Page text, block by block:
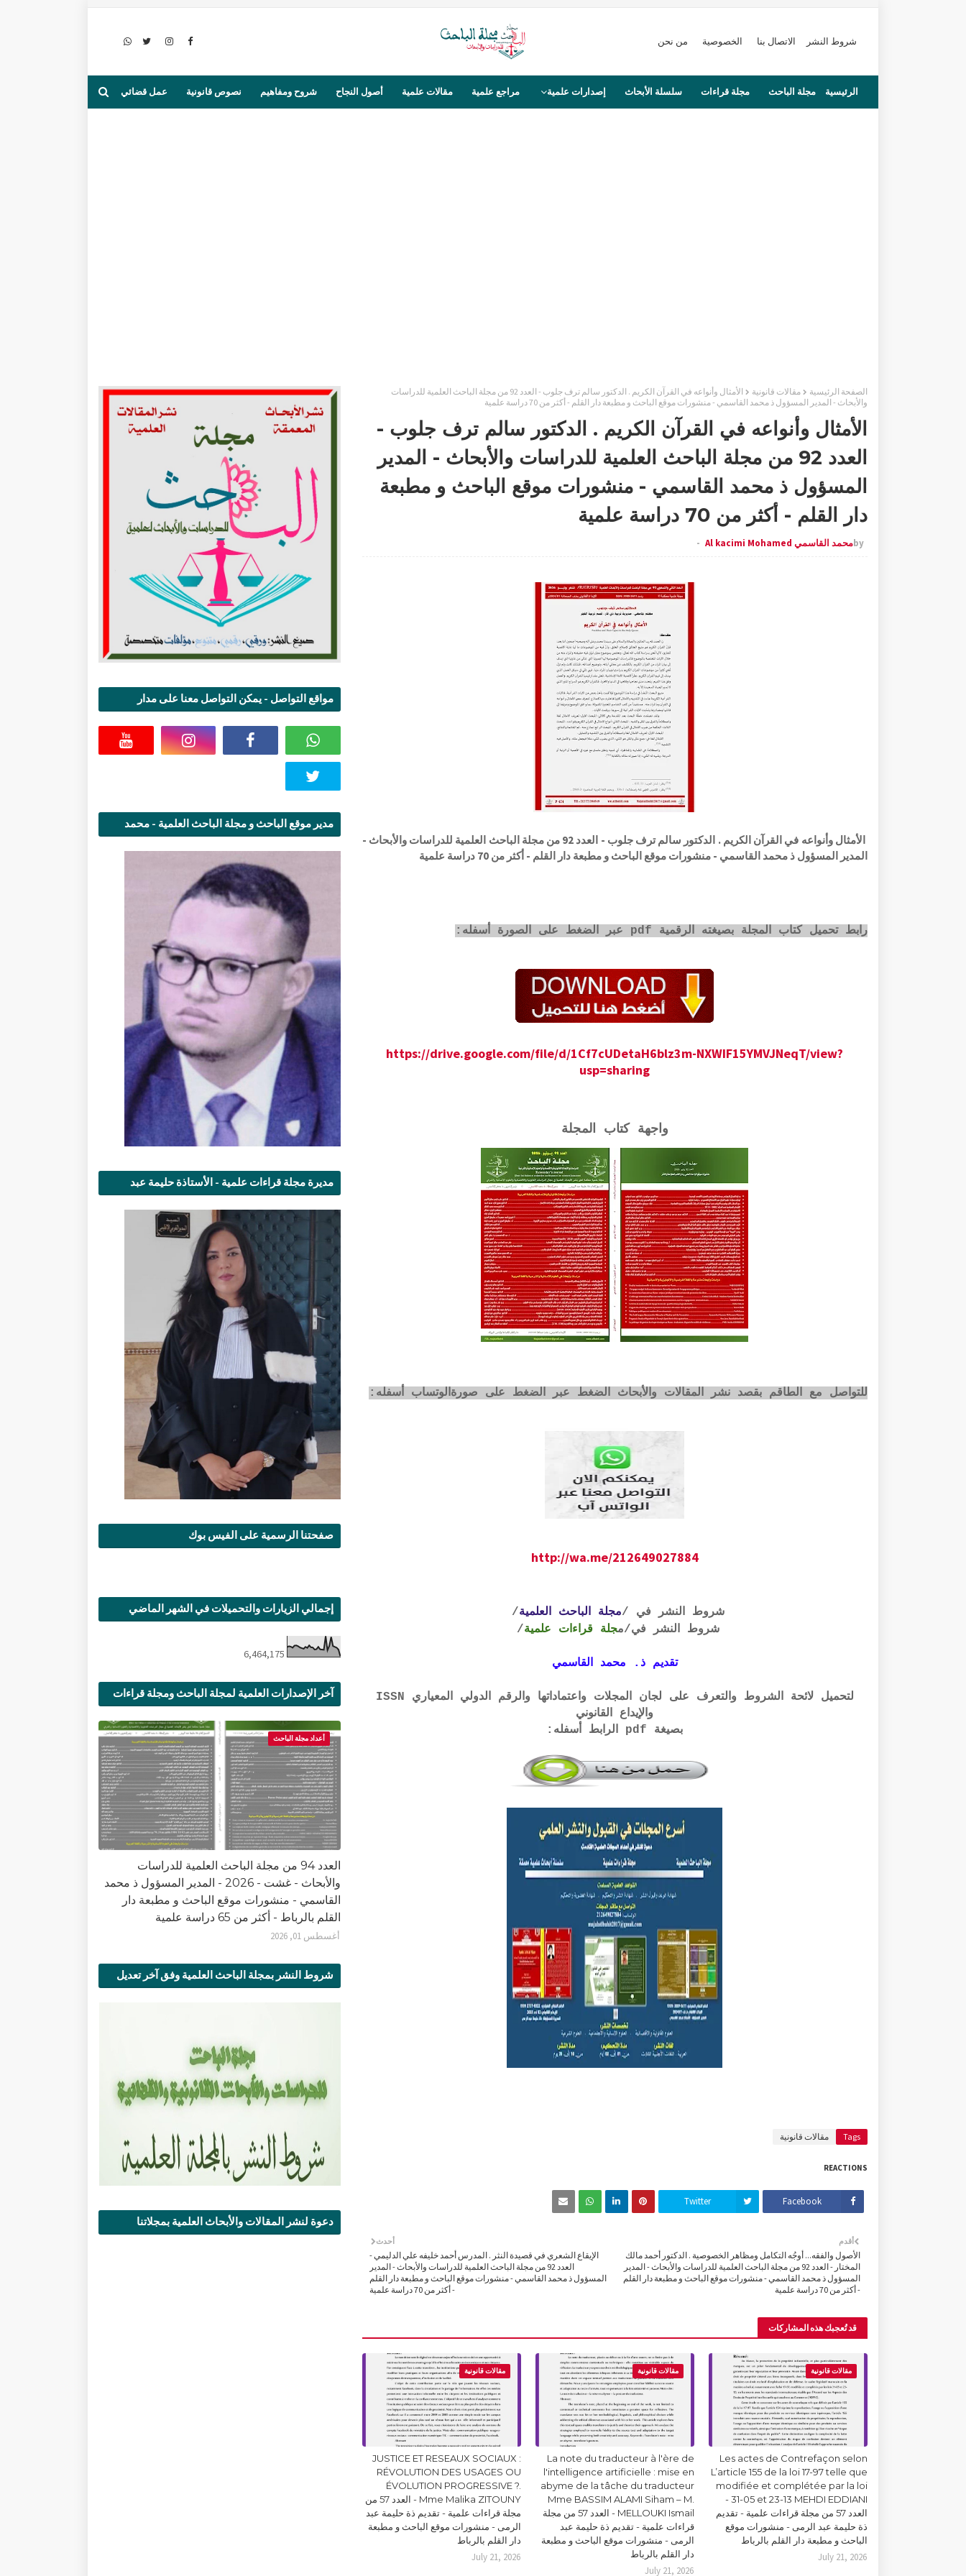
شروط النشر الاتصال بنا الخصوصية من نحن
الرئيسية مجلة الباحث مجلة قراءات سلسلة الأبحاث إصدارات علمية مراجع علمية مقالات علمية أصول النجاح شروح ومفاهيم نصوص قانونية عمل قضائي
الصفحة الرئيسية مقالات قانونية
الأمثال وأنواعه في القرآن الكريم . الدكتور سالم ترف جلوب - العدد 92 من مجلة الباحث العلمية للدراسات
والأبحاث - المدير المسؤول ذ محمد القاسمي - منشورات موقع الباحث و مطبعة دار القلم - أكثر من 70 دراسة علمية
الأمثال وأنواعه في القرآن الكريم . الدكتور سالم ترف جلوب -
العدد 92 من مجلة الباحث العلمية للدراسات والأبحاث - المدير
المسؤول ذ محمد القاسمي - منشورات موقع الباحث و مطبعة
دار القلم - أكثر من 70 دراسة علمية
byمحمد القاسمي Al kacimi Mohamed
الأمثال وأنواعه في القرآن الكريم . الدكتور سالم ترف جلوب - العدد 92 من مجلة الباحث العلمية للدراسات والأبحاث -
المدير المسؤول ذ محمد القاسمي - منشورات موقع الباحث و مطبعة دار القلم - أكثر من 70 دراسة علمية
رابط تحميل كتاب المجلة بصيغته الرقمية pdf عبر الضغط على الصورة أسفله:
https://drive.google.com/file/d/1Cf7cUDetaH6blz3m-NXWIF15YMVJNeqT/view?
usp=sharing
واجهة كتاب المجلة
للتواصل مع الطاقم بقصد نشر المقالات والأبحاث الضغط عبر الضغط على صورةالوتساب أسفله:
http://wa.me/212649027884
شروط النشر في /مجلة الباحث العلمية/
شروط النشر في/مجلة قراءات علمية/
تقديم ذ. محمد القاسمي
لتحميل لائحة الشروط والتعرف على لجان المجلات واعتماداتها والرقم الدولي المعياري ISSN
والإيداع القانوني
بصيغة pdf الرابط أسفله:
Tags مقالات قانونية
REACTIONS
Facebook
Twitter
أحدث
الإيقاع الشعري في قصيدة النثر . المدرس أحمد خليفه علي الدليمي -
العدد 92 من مجلة الباحث العلمية للدراسات والأبحاث - المدير
المسؤول ذ محمد القاسمي - منشورات موقع الباحث و مطبعة دار القلم
- أكثر من 70 دراسة علمية
أقدم
الأصول والفقه... أوجُه التكامل ومظاهر الخصوصية . الدكتور أحمد مالك
المختار - العدد 92 من مجلة الباحث العلمية للدراسات والأبحاث - المدير
المسؤول ذ محمد القاسمي - منشورات موقع الباحث و مطبعة دار القلم
- أكثر من 70 دراسة علمية
قد تُعجبك هذه المشاركات
مقالات قانونية
Les actes de Contrefaçon selon
L’article 155 de la loi 17-97 telle que
modifiée et complétée par la loi
31-05 et 23-13 MEHDI EDDIANI -
العدد 57 من مجلة قراءات علمية - تقديم
ذة حليمة عبد الرمى - منشورات موقع
الباحث و مطبعة دار القلم بالرباط
July 21, 2026
مقالات قانونية
La note du traducteur à l'ère de
l'intelligence artificielle : mise en
abyme de la tâche du traducteur
Mme BASSIM ALAMI Siham – M.
MELLOUKI Ismail - العدد 57 من مجلة
قراءات علمية - تقديم ذة حليمة عبد
الرمى - منشورات موقع الباحث و مطبعة
دار القلم بالرباط
July 21, 2026
مقالات قانونية
JUSTICE ET RESEAUX SOCIAUX :
RÉVOLUTION DES USAGES OU
ÉVOLUTION PROGRESSIVE ?.
Mme Malika ZITOUNY - العدد 57 من
مجلة قراءات علمية - تقديم ذة حليمة عبد
الرمى - منشورات موقع الباحث و مطبعة
دار القلم بالرباط
July 21, 2026
مواقع التواصل - يمكن التواصل معنا على مدار
مدير موقع الباحث و مجلة الباحث العلمية - محمد
مديرة مجلة قراءات علمية - الأستاذة حليمة عبد
صفحتنا الرسمية على الفيس بوك
إجمالي الزيارات والتحميلات في الشهر الماضي
6,464,175
آخر الإصدارات العلمية لمجلة الباحث ومجلة قراءات
أعداد مجلة الباحث
العدد 94 من مجلة الباحث العلمية للدراسات
والأبحاث - غشت - 2026 - المدير المسؤول ذ محمد
القاسمي - منشورات موقع الباحث و مطبعة دار
القلم بالرباط - أكثر من 65 دراسة علمية
أغسطس 01, 2026
شروط النشر بمجلة الباحث العلمية وفق آخر تعديل
دعوة لنشر المقالات والأبحاث العلمية بمجلاتنا